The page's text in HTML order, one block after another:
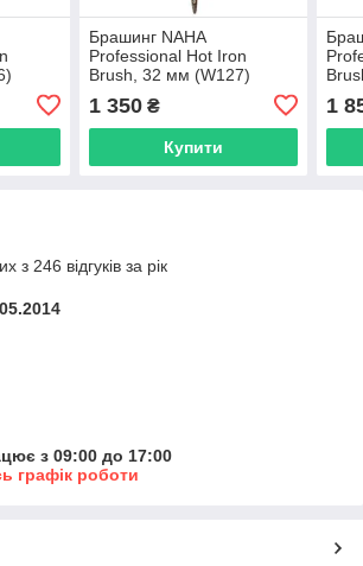
Брашинг NAHA
Professional Hot Iron
Brush, 32 мм (W127)
1 350₴
Купити
1
з 246 відгуків за рік
з 09:00 до 17:00
графік роботи